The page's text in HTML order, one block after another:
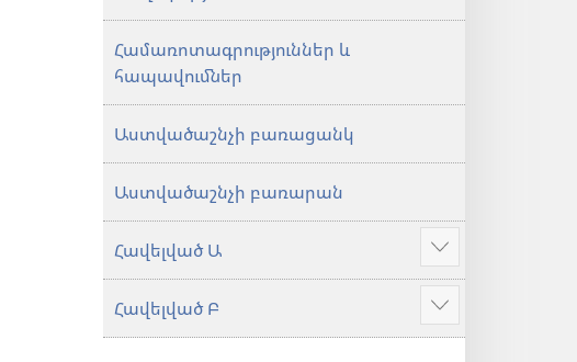
Համառոտագրություններ և
հապավումներ
Աստվածաշնչի բառացանկ
Աստվածաշնչի բառարան
Հավելված Ա
Ցույց
տալ
ավելին
Հավելված Բ
Ցույց
տալ